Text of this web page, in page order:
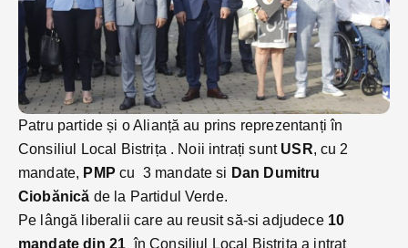
Patru partide și o Alianță au prins reprezentanți în
Consiliul Local Bistrița . Noii intrați sunt USR, cu 2
mandate, PMP cu 3 mandate si Dan Dumitru
Ciobănică de la Partidul Verde.
Pe lângă liberalii care au reusit să-si adjudece10
mandate din 21 în Consiliul Local Bistrița a intrat